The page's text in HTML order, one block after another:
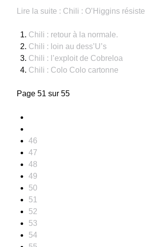
Lire la suite : Chili : O’Higgins résiste
Chili : retour à la normale.
Chili : loin au dess’U’s
Chili : l’exploit de Cobreloa
Chili : Colo Colo cartonne
Page 51 sur 55
46
47
48
49
50
51
52
53
54